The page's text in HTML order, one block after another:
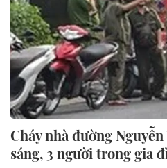
Cháy nhà đường
sáng, 3 người trong gia